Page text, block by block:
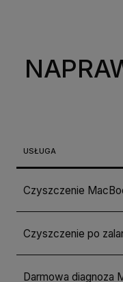
USŁUGA
Czyszczenie
Czyszczenie po
Darmowa diagnoza